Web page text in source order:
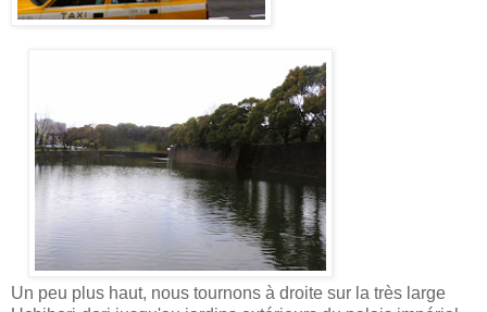
Un peu plus haut, nous tournons à droite sur la très large